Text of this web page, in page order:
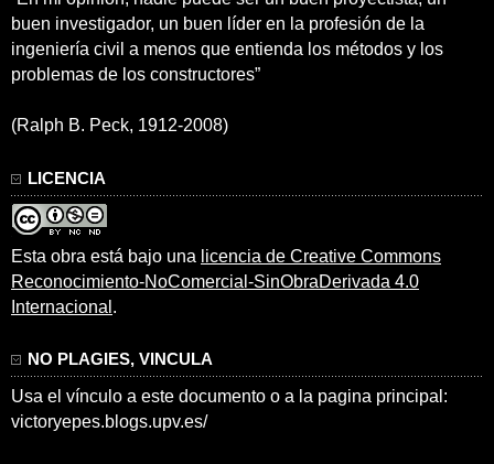
buen investigador, un buen líder en la profesión de la
ingeniería civil a menos que entienda los métodos y los
problemas de los constructores”
(Ralph B. Peck, 1912-2008)
LICENCIA
Esta obra está bajo una licencia de Creative Commons
Reconocimiento-NoComercial-SinObraDerivada 4.0
Internacional .
NO PLAGIES, VINCULA
Usa el vínculo a este documento o a la pagina principal:
victoryepes.blogs.upv.es/